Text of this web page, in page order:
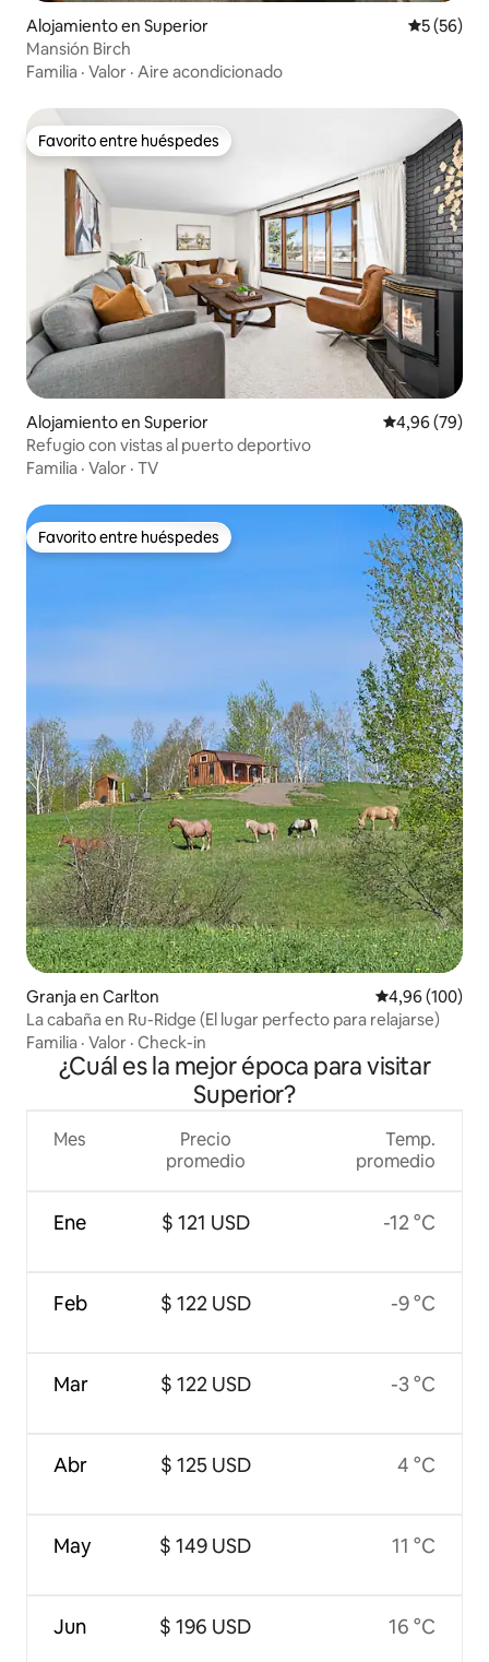
Alojamiento en Superior
5 (56)
Mansión Birch
Familia · Valor · Aire acondicionado
Favorito entre huéspedes
Favorito entre huéspedes
Alojamiento en Superior Calificación
4,96 (79)
Refugio con vistas al puerto deportivo
Familia · Valor · TV
Favorito entre huéspedes
Favorito entre huéspedes
Granja en Carlton Calificación
4,96 (100)
La cabaña en Ru-Ridge (El lugar perfecto para relajarse)
Familia · Valor · Check-in
¿Cuál es la mejor época para visitar
Superior?
Mes
Ene
Feb
Mar
Abr
May
Jun
Precio
promedio
$ 121 USD
$ 122 USD
$ 122 USD
$ 125 USD
$ 149 USD
$ 196 USD
Temp.
promedio
-12 °C
-9 °C
-3 °C
4 °C
11 °C
16 °C